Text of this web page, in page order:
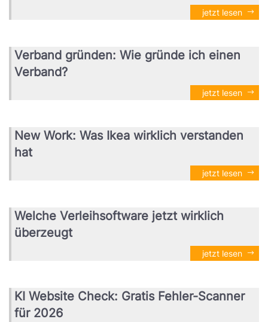
jetzt lesen
Verband gründen: Wie gründe ich einen
Verband?
jetzt lesen
New Work: Was Ikea wirklich verstanden
hat
jetzt lesen
Welche Verleihsoftware jetzt wirklich
überzeugt
jetzt lesen
KI Website Check: Gratis Fehler-Scanner
für 2026